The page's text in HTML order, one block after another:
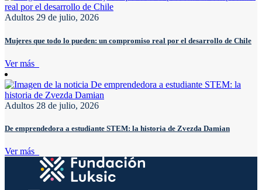
Adultos 29 de julio, 2026
Mujeres que todo lo pueden: un compromiso real por el desarrollo de Chile
Ver más
Adultos 28 de julio, 2026
De emprendedora a estudiante STEM: la historia de Zvezda Damian
Ver más